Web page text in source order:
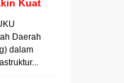
Kuat
Daerah
dalam